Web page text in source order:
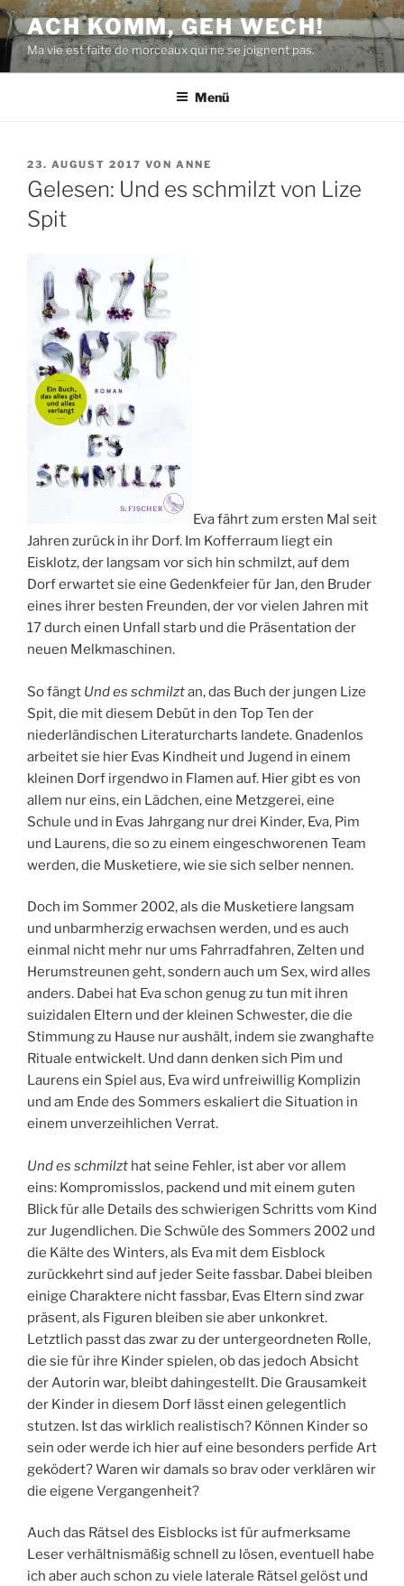
Zum
Inhalt
springen
ACH KOMM, GEH WECH!
Ma vie est faite de morceaux qui ne se joignent pas.
Menü
VERÖFFENTLICHT
AM
23. AUGUST 2017 VON ANNE
Gelesen: Und es schmilzt von Lize
Spit
Eva fährt zum ersten Mal seit
Jahren zurück in ihr Dorf. Im Kofferraum liegt ein
Eisklotz, der langsam vor sich hin schmilzt, auf dem
Dorf erwartet sie eine Gedenkfeier für Jan, den Bruder
eines ihrer besten Freunden, der vor vielen Jahren mit
17 durch einen Unfall starb und die Präsentation der
neuen Melkmaschinen.
So fängt Und es schmilztan, das Buch der jungen Lize
Spit, die mit diesem Debüt in den Top Ten der
niederländischen Literaturcharts landete. Gnadenlos
arbeitet sie hier Evas Kindheit und Jugend in einem
kleinen Dorf irgendwo in Flamen auf. Hier gibt es von
allem nur eins, ein Lädchen, eine Metzgerei, eine
Schule und in Evas Jahrgang nur drei Kinder, Eva, Pim
und Laurens, die so zu einem eingeschworenen Team
werden, die Musketiere, wie sie sich selber nennen.
Doch im Sommer 2002, als die Musketiere langsam
und unbarmherzig erwachsen werden, und es auch
einmal nicht mehr nur ums Fahrradfahren, Zelten und
Herumstreunen geht, sondern auch um Sex, wird alles
anders. Dabei hat Eva schon genug zu tun mit ihren
suizidalen Eltern und der kleinen Schwester, die die
Stimmung zu Hause nur aushält, indem sie zwanghafte
Rituale entwickelt. Und dann denken sich Pim und
Laurens ein Spiel aus, Eva wird unfreiwillig Komplizin
und am Ende des Sommers eskaliert die Situation in
einem unverzeihlichen Verrat.
Und es schmilzt hat seine Fehler, ist aber vor allem
eins: Kompromisslos, packend und mit einem guten
Blick für alle Details des schwierigen Schritts vom Kind
zur Jugendlichen. Die Schwüle des Sommers 2002 und
die Kälte des Winters, als Eva mit dem Eisblock
zurückkehrt sind auf jeder Seite fassbar. Dabei bleiben
einige Charaktere nicht fassbar, Evas Eltern sind zwar
präsent, als Figuren bleiben sie aber unkonkret.
Letztlich passt das zwar zu der untergeordneten Rolle,
die sie für ihre Kinder spielen, ob das jedoch Absicht
der Autorin war, bleibt dahingestellt. Die Grausamkeit
der Kinder in diesem Dorf lässt einen gelegentlich
stutzen. Ist das wirklich realistisch? Können Kinder so
sein oder werde ich hier auf eine besonders perfide Art
geködert? Waren wir damals so brav oder verklären wir
die eigene Vergangenheit?
Auch das Rätsel des Eisblocks ist für aufmerksame
Leser verhältnismäßig schnell zu lösen, eventuell habe
ich aber auch schon zu viele laterale Rätsel gelöst und